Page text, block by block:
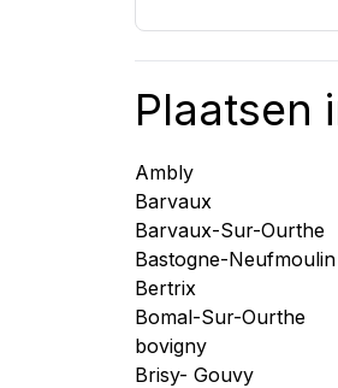
Plaatsen
Ambly
Barvaux
Barvaux-Sur-Ourthe
Bastogne-Neufmoulin
Bertrix
Bomal-Sur-Ourthe
bovigny
Brisy- Gouvy